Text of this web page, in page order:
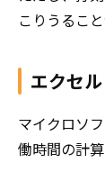
こりうるこ
エクセル
マイクロソ
働時間の計